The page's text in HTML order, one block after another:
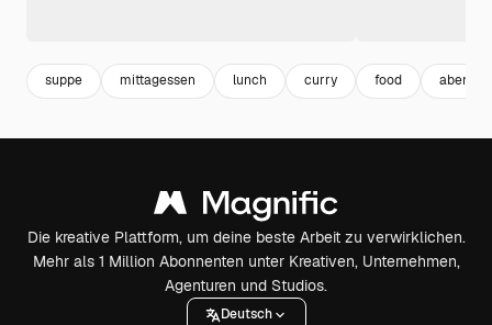
suppe mittagessen lunch curry food
Die kreative Plattform, um deine beste Arbeit zu verwirklichen.
Mehr als 1 Million Abonnenten unter Kreativen, Unternehmen,
Agenturen und Studios.
Deutsch